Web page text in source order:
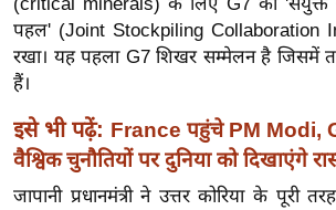
सा
ल
मि
सा
ल
पहल' (Joint Stockpiling Collaboration
रखा। यह पहला G7 शिखर सम्मेलन है जिसमें
हैं।
इसे भी पढ़ें: France पहुंचे PM Modi,
वैश्विक चुनौतियों पर दुनिया को दिखाएंगे
जापानी प्रधानमंत्री ने उत्तर कोरिया के पूरी